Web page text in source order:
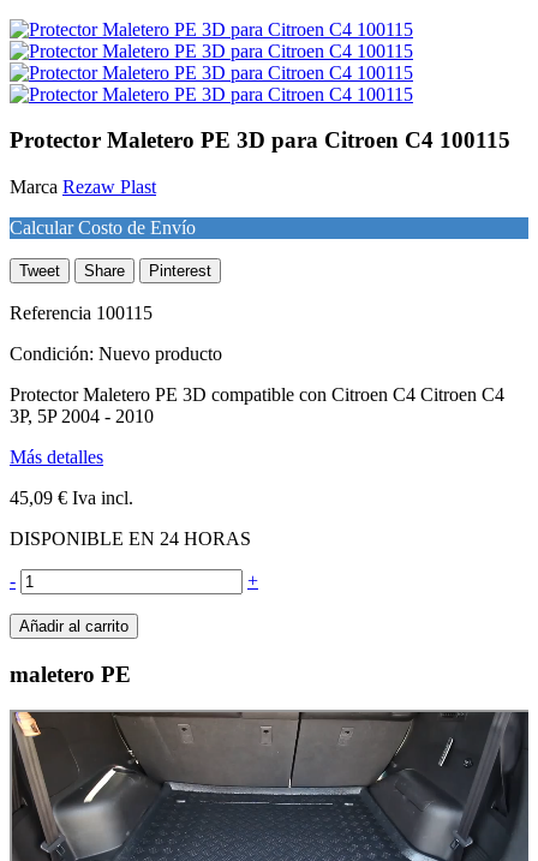
Protector Maletero PE 3D para Citroen C4 100115
Marca Rezaw Plast
Calcular Costo de Envío
Tweet Share Pinterest
Referencia 100115
Condición: Nuevo producto
Protector Maletero PE 3D compatible con Citroen C4 Citroen C4
3P, 5P 2004 - 2010
Más detalles
45,09 € Iva incl.
DISPONIBLE EN 24 HORAS
- +
Añadir al carrito
maletero PE